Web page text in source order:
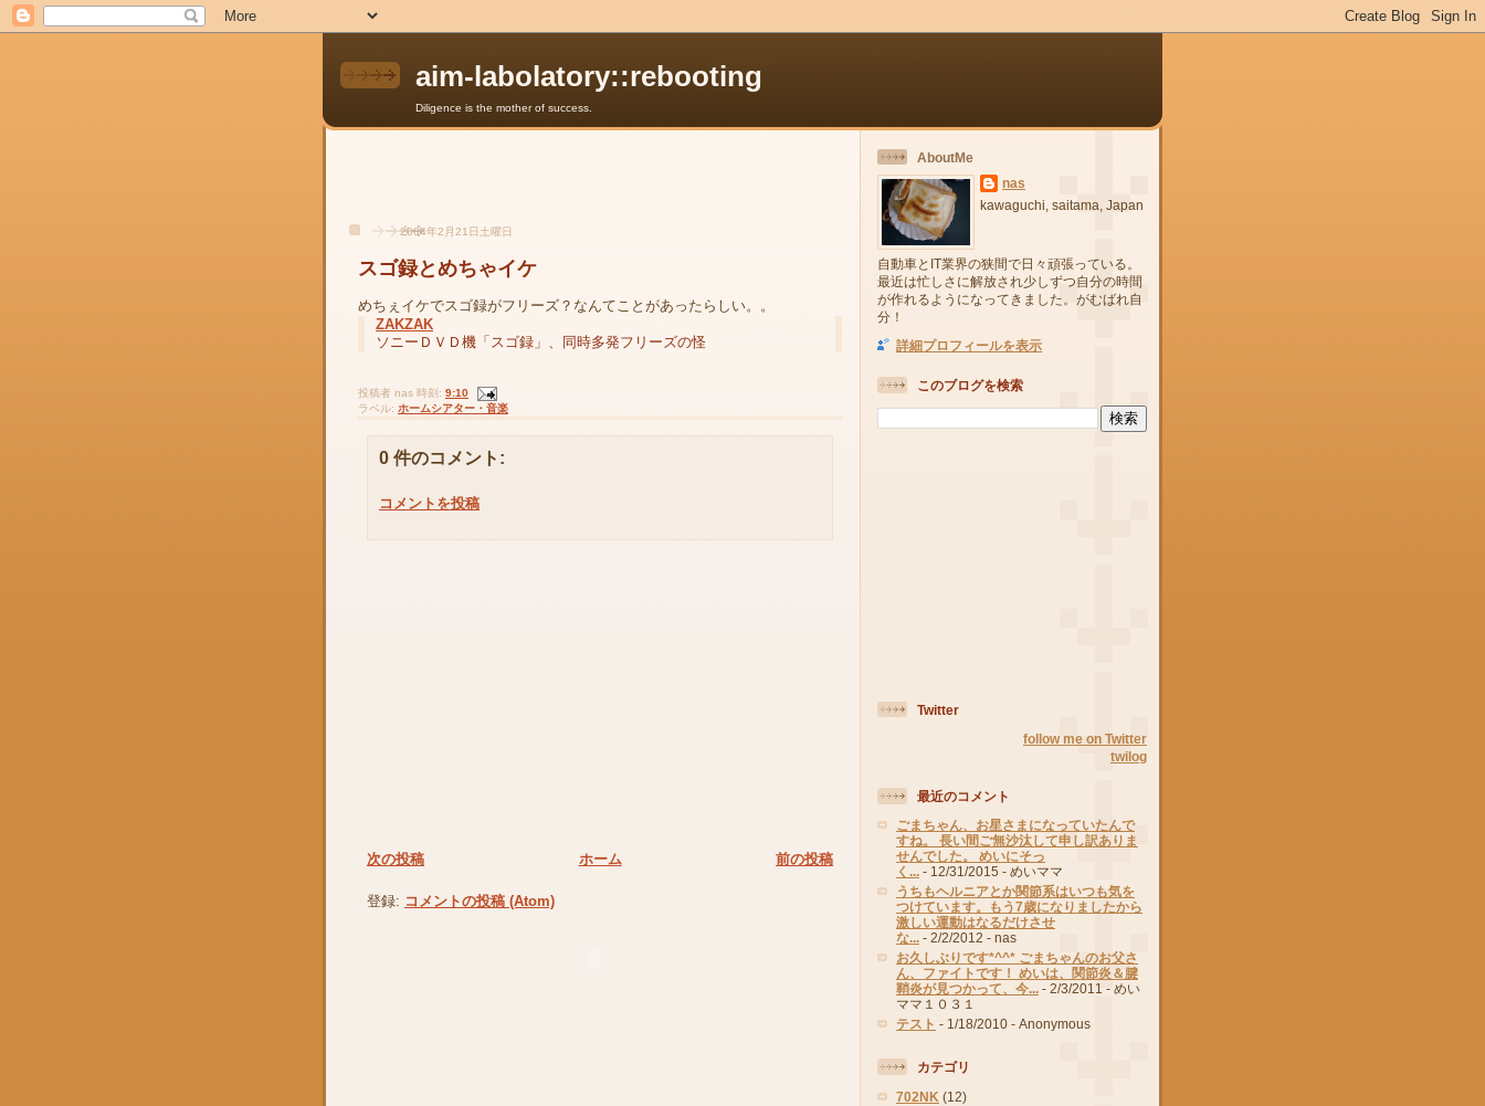
aim-labolatory::rebooting
Diligence is the mother of success.
2004年2月21日土曜日
スゴ録とめちゃイケ
めちぇイケでスゴ録がフリーズ？なんてことがあったらしい。。
ZAKZAK
ソニーＤＶＤ機「スゴ録」、同時多発フリーズの怪
投稿者 nas 時刻: 9:10
ラベル: ホームシアター・音楽
0 件のコメント:
コメントを投稿
次の投稿 前の投稿
ホーム
登録: コメントの投稿 (Atom)
AboutMe
nas
kawaguchi, saitama, Japan
自動車とIT業界の狭間で日々頑張っている。
最近は忙しさに解放され少しずつ自分の時間
が作れるようになってきました。がむばれ自
分！
詳細プロフィールを表示
このブログを検索
Twitter
follow me on Twitter
twilog
最近のコメント
ごまちゃん、お星さまになっていたんで
すね。 長い間ご無沙汰して申し訳ありま
せんでした。 めいにそっ
く... - 12/31/2015 - めいママ
うちもヘルニアとか関節系はいつも気を
つけています。もう7歳になりましたから
激しい運動はなるだけさせ
な... - 2/2/2012 - nas
お久しぶりです*^^* ごまちゃんのお父さ
ん、ファイトです！ めいは、関節炎＆腱
鞘炎が見つかって、今... - 2/3/2011 - めい
ママ１０３１
テスト - 1/18/2010 - Anonymous
カテゴリ
702NK (12)